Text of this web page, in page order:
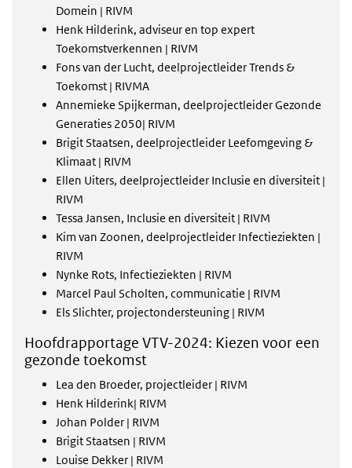
Domein | RIVM
Henk Hilderink, adviseur en top expert
Toekomstverkennen | RIVM
Fons van der Lucht, deelprojectleider Trends &
Toekomst | RIVMA
Annemieke Spijkerman, deelprojectleider Gezonde
Generaties 2050| RIVM
Brigit Staatsen, deelprojectleider Leefomgeving &
Klimaat | RIVM
Ellen Uiters, deelprojectleider Inclusie en diversiteit |
RIVM
Tessa Jansen, Inclusie en diversiteit | RIVM
Kim van Zoonen, deelprojectleider Infectieziekten |
RIVM
Nynke Rots, Infectieziekten | RIVM
Marcel Paul Scholten, communicatie | RIVM
Els Slichter, projectondersteuning | RIVM
Hoofdrapportage VTV-2024: Kiezen voor een
gezonde toekomst
Lea den Broeder, projectleider | RIVM
Henk Hilderink| RIVM
Johan Polder | RIVM
Brigit Staatsen | RIVM
Louise Dekker | RIVM